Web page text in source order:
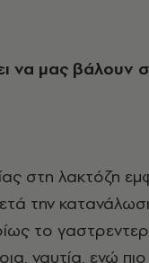
να μας βάλουν
στη λακτόζη
την
το
ναυτία, ενώ πιο